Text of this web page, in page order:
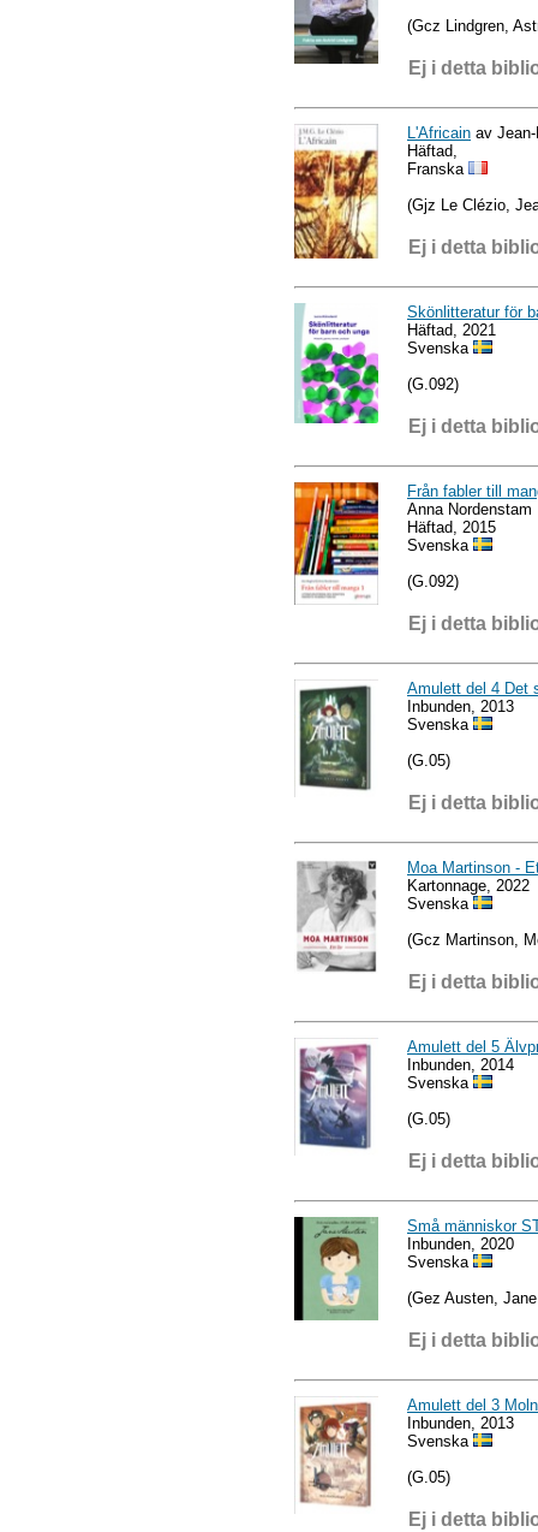
(Gcz Lindgren,
Ej i detta
L'Africain av
Häftad,
Franska
(Gjz Le Clézio,
Ej i detta
Skönlitteratur för
Häftad, 2021
Svenska
(G.092)
Ej i detta
Från fabler till
Anna Nordenstam
Häftad, 2015
Svenska
(G.092)
Ej i detta
Amulett del 4 Det
Inbunden, 2013
Svenska
(G.05)
Ej i detta
Moa Martinson -
Kartonnage, 2022
Svenska
(Gcz Martinson,
Ej i detta
Amulett del 5
Inbunden, 2014
Svenska
(G.05)
Ej i detta
Små människor
Inbunden, 2020
Svenska
(Gez Austen,
Ej i detta
Amulett del 3
Inbunden, 2013
Svenska
(G.05)
Ej i detta